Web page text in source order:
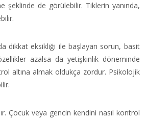
de görülebilir. Tiklerin yanında,
dikkat eksikliği ile başlayan sorun, basit
azalsa da yetişkinlik döneminde
altına almak oldukça zordur. Psikolojik
Çocuk veya gencin kendini nasıl kontrol